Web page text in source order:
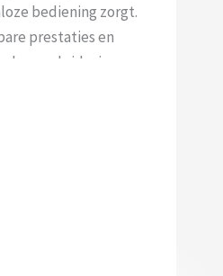
bediening zorgt.
prestaties en
geluidsniveau